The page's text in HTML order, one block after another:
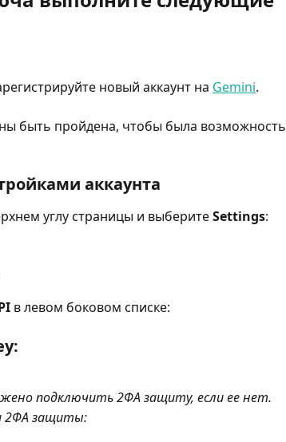
новый аккаунт на Gemini.
быть пройдена, чтобы была возможность
аккаунта
углу страницы и выберите Settings:
в левом боковом списке:
подключить 2ФА защиту, если ее нет.
2ФА защиты: